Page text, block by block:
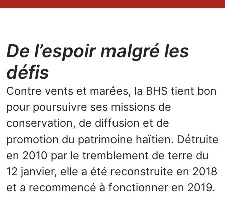
De l’espoir malgré les
défis
Contre vents et marées, la BHS tient bon
pour poursuivre ses missions de
conservation, de diffusion et de
promotion du patrimoine haïtien. Détruite
en 2010 par le tremblement de terre du
12 janvier, elle a été reconstruite en 2018
et a recommencé à fonctionner en 2019.